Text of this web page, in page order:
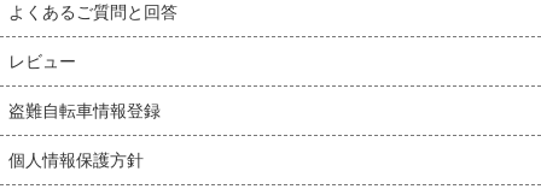
よくあるご質問と回答
レビュー
盗難自転車情報登録
個人情報保護方針